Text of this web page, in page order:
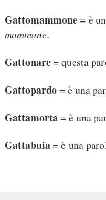
Gattomammone= è
mammone.
Gattonare= questa
Gattopardo= è una
Gattamorta= è una
Gattabuia= è una